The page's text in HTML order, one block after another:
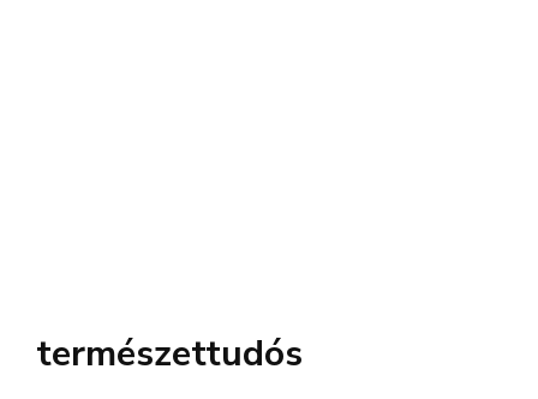
természettudós